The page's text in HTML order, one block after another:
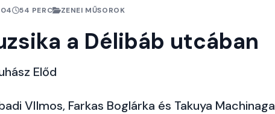
54 PERC ZENEI MŰSOROK
a Délibáb utcában
Előd
VIlmos, Farkas Boglárka és Takuya Machinaga